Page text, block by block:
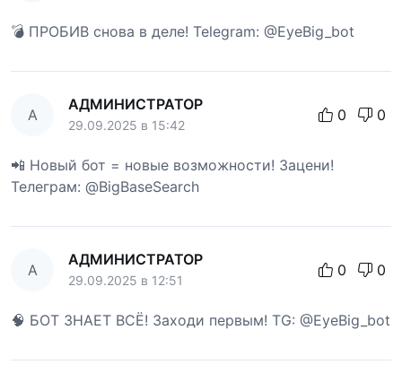
💣 ПРОБИВ снова в деле! Telegram: @EyeBig_bot
А
АДМИНИСТРАТОР
29.09.2025 в 15:42
0 0
📲 Новый бот = новые возможности! Зацени!
Телеграм: @BigBaseSearch
А
АДМИНИСТРАТОР
29.09.2025 в 12:51
0 0
🧠 БОТ ЗНАЕТ ВСЁ! Заходи первым! TG: @EyeBig_bot